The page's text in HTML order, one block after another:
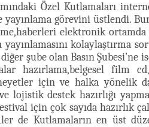
Özel Kutlamaları
görevini üstlendi.
elektronik ortamda
kolaylaştırma
şube olan Basın Şubesi’ne
hazırlama,belgesel film
için ve halka yönelik
lojistik destek hazırlığı
için çok sayıda hazırlık
de Kutlamaların en üst